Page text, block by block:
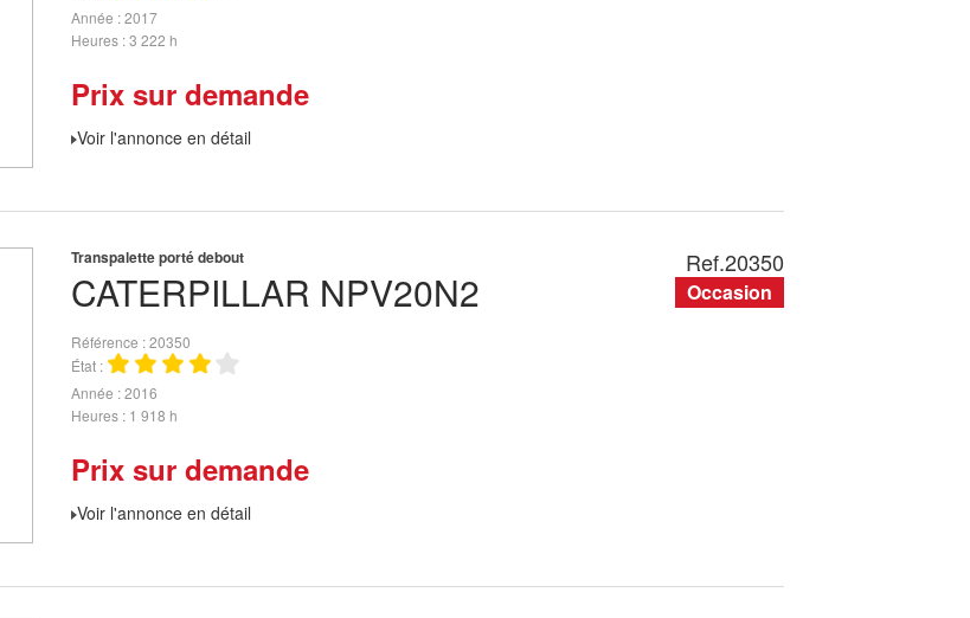
Année 2017
Heures 3 222 h
Prix sur demande
Voir l'annonce en détail
CATERPILLAR NPV20N2
Transpalette porté debout
Référence 20350
État
Année 2016
Heures 1 918 h
Prix sur demande
Voir l'annonce en détail
Ref.20350
Occasion